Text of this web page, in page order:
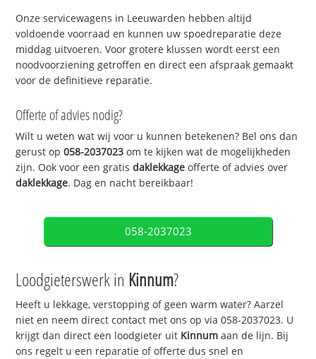
Onze servicewagens in Leeuwarden hebben altijd
voldoende voorraad en kunnen uw spoedreparatie deze
middag uitvoeren. Voor grotere klussen wordt eerst een
noodvoorziening getroffen en direct een afspraak gemaakt
voor de definitieve reparatie.
Offerte of advies nodig?
Wilt u weten wat wij voor u kunnen betekenen? Bel ons dan
gerust op058-2037023 om te kijken wat de mogelijkheden
zijn. Ook voor een gratisdaklekkage offerte of advies over
daklekkage. Dag en nacht bereikbaar!
058-2037023
Loodgieterswerk in Kinnum?
Heeft u lekkage, verstopping of geen warm water? Aarzel
niet en neem direct contact met ons op via 058-2037023. U
krijgt dan direct een loodgieter uit Kinnum aan de lijn. Bij
ons regelt u een reparatie of offerte dus snel en